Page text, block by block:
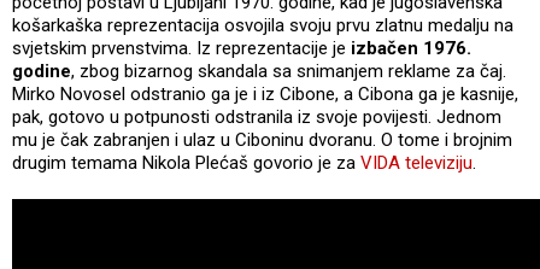
košarkaška reprezentacija osvojila svoju prvu zlatnu medalju na
svjetskim prvenstvima. Iz reprezentacije je izbačen 1976.
godine, zbog bizarnog skandala sa snimanjem reklame za čaj.
Mirko Novosel odstranio ga je i iz Cibone, a Cibona ga je kasnije,
pak, gotovo u potpunosti odstranila iz svoje povijesti. Jednom
mu je čak zabranjen i ulaz u Ciboninu dvoranu. O tome i brojnim
drugim temama Nikola Plećaš govorio je za VIDA televiziju.